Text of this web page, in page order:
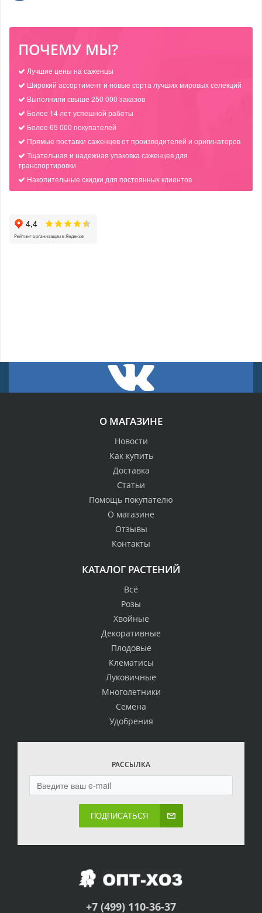
ПОЧЕМУ МЫ?
Лучшие цены на саженцы
Широкий ассортимент и новые сорта лучших мировых селекций
Выполнили свыше 250 000 заказов
Более 14 лет успешной работы
Более 65 000 покупателей
Прямые поставки саженцев от производителей и оригинаторов
Тщательная и надежная упаковка саженцев для
транспортировки
Накопительные скидки для постоянных клиентов
О МАГАЗИНЕ
Новости
Как купить
Доставка
Статьи
Помощь покупателю
О магазине
Отзывы
Контакты
КАТАЛОГ РАСТЕНИЙ
Всё
Розы
Хвойные
Декоративные
Плодовые
Клематисы
Луковичные
Многолетники
Семена
Удобрения
РАССЫЛКА
ПОДПИСАТЬСЯ
+7 (499) 110-36-37